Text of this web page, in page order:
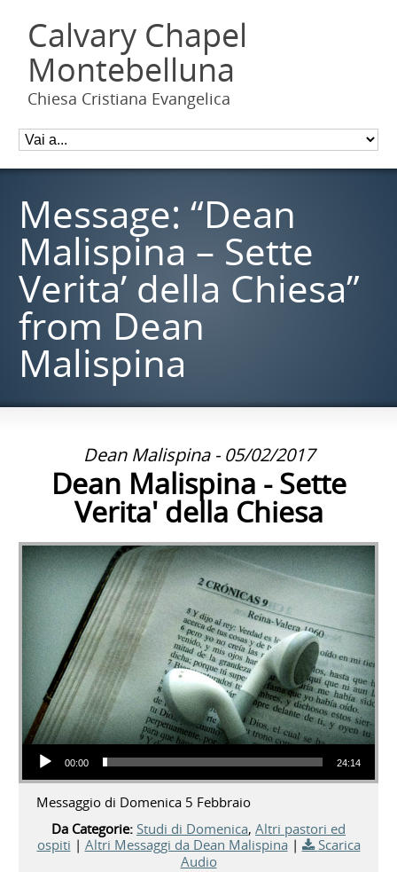
Calvary Chapel
Montebelluna
Chiesa Cristiana Evangelica
Message: “Dean
Malispina – Sette
Verita’ della Chiesa”
from Dean
Malispina
Dean Malispina - 05/02/2017
Dean Malispina - Sette
Verita' della Chiesa
Audio Player
00:00 24:14
Messaggio di Domenica 5 Febbraio
Da Categorie: Studi di Domenica, Altri pastori ed
ospiti | Altri Messaggi da Dean Malispina |
Scarica
Audio